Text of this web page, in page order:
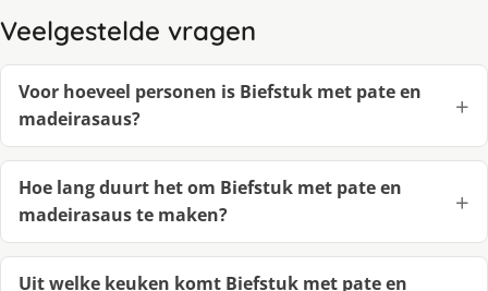
Veelgestelde vragen
Voor hoeveel personen is Biefstuk met pate en
madeirasaus?
Hoe lang duurt het om Biefstuk met pate en
madeirasaus te maken?
Uit welke keuken komt Biefstuk met pate en